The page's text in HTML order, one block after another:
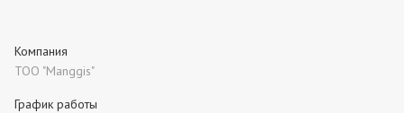
Компания
ТОО "Manggis"
График работы